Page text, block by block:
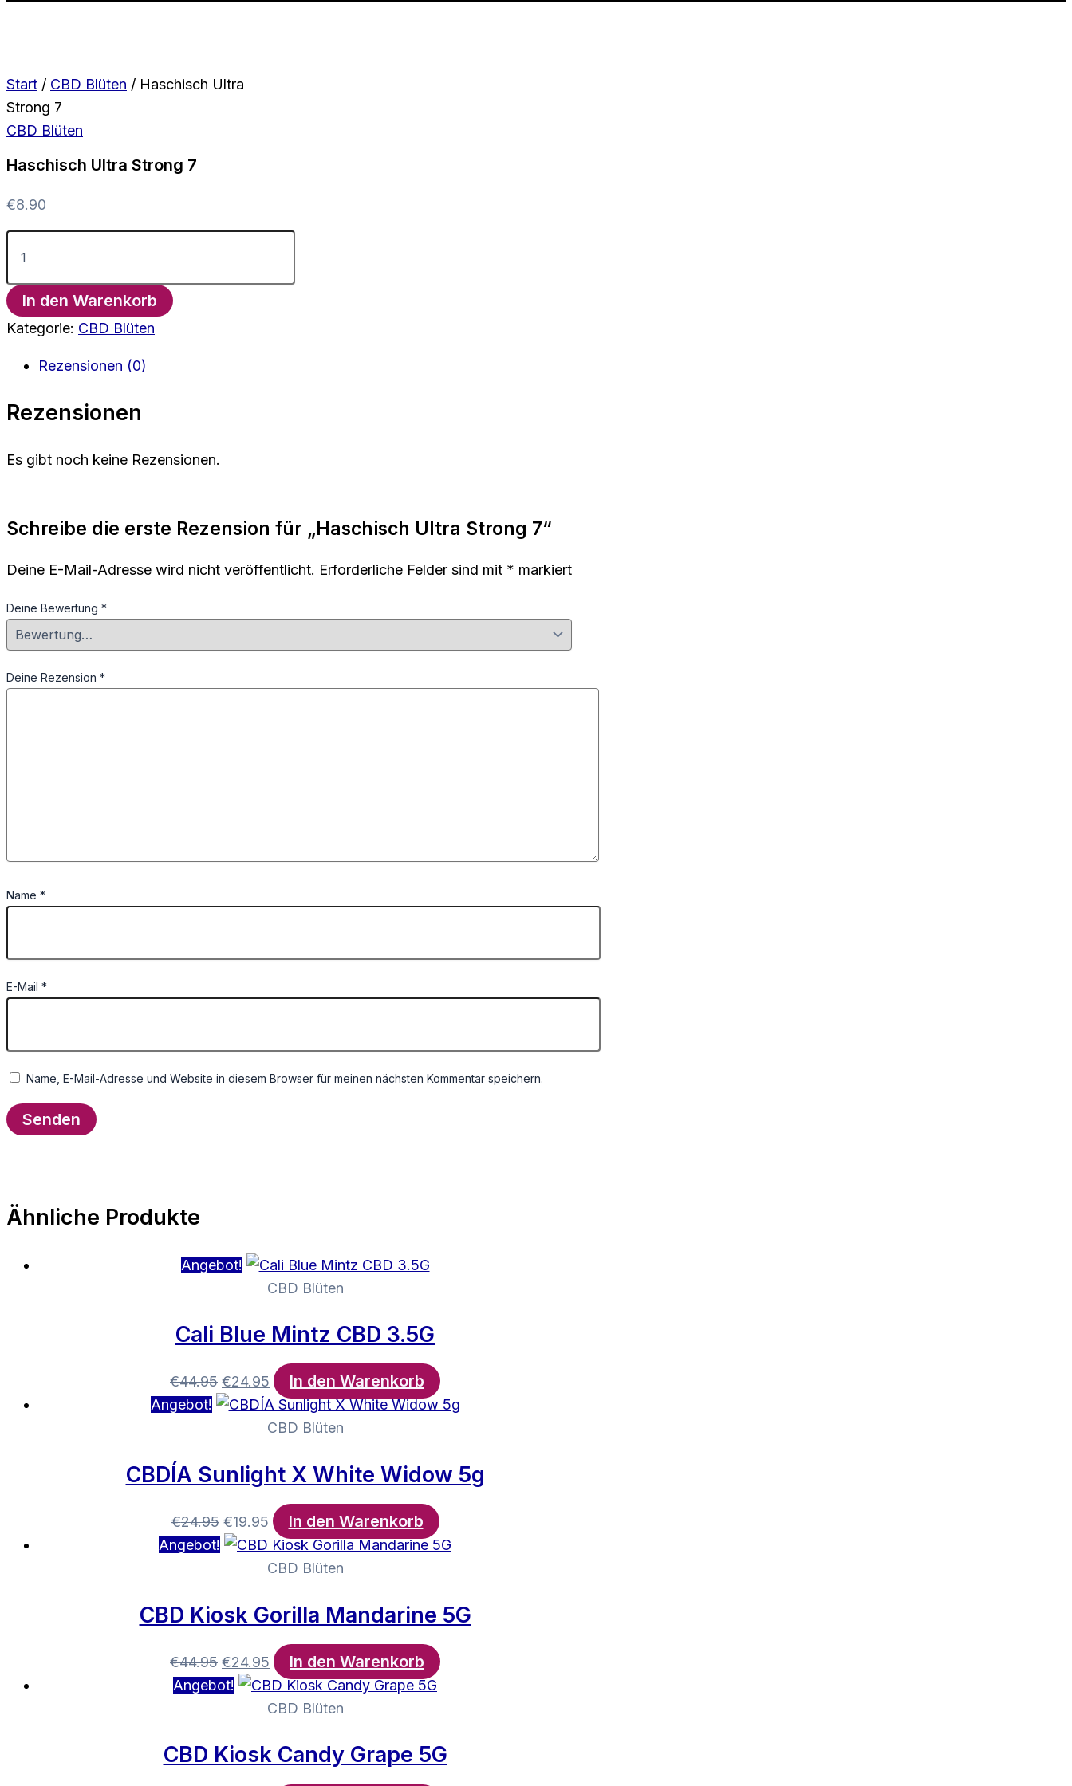
Start / CBD Blüten / Haschisch Ultra
Strong 7
CBD Blüten
Haschisch Ultra Strong 7
€8.90
Haschisch
Ultra
7
MengeIn den Warenkorb
Kategorie: CBD Blüten
Rezensionen (0)
Rezensionen
Es gibt noch keine Rezensionen.
Schreibe die erste Rezension für „Haschisch Ultra Strong 7“
Deine E-Mail-Adresse wird nicht veröffentlicht. Erforderliche Felder sind mit * markiert
Deine Bewertung *
Deine Rezension *
Name *
E-Mail *
Name, E-Mail-Adresse und Website in diesem Browser für meinen nächsten Kommentar speichern.
Ähnliche Produkte
Angebot!
CBD Blüten
Cali Blue Mintz CBD 3.5G
€44.95 Ursprünglicher
Preis
€24.95 Aktueller
Preis
ist:
In den Warenkorb
Angebot!
CBD Blüten
CBDÍA Sunlight X White Widow 5g
€24.95 Ursprünglicher
Preis
€19.95Aktueller
Preis
ist:
In den Warenkorb
Angebot!
CBD Blüten
CBD Kiosk Gorilla Mandarine 5G
€44.95 Ursprünglicher
Preis
€24.95 Aktueller
Preis
ist:
In den Warenkorb
Angebot!
CBD Blüten
CBD Kiosk Candy Grape 5G